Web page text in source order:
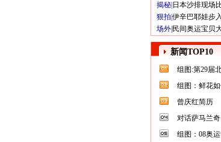
揭秘| 日本沙排现场
狠拍| 伊辛巴耶娃步
场外| 民间奥运宝贝
新闻TOP10
组图:第29届
组图：鲜花
曾庆红简历
对话萨马兰
组图：08奥